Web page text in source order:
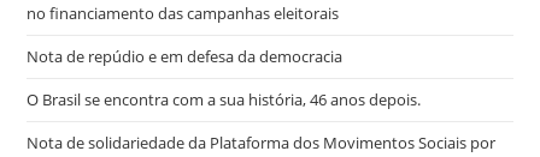
no financiamento das campanhas eleitorais
Nota de repúdio e em defesa da democracia
O Brasil se encontra com a sua história, 46 anos depois.
Nota de solidariedade da Plataforma dos Movimentos Sociais por